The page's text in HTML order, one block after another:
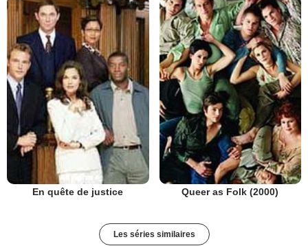
En quête de justice Queer as Folk (2000)
Les séries similaires